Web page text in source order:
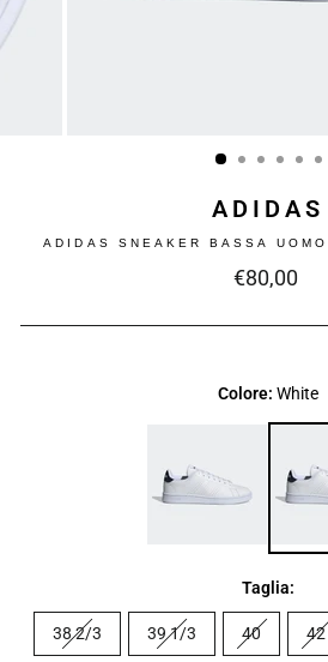
ADIDAS
ADIDAS SNEAKER BASSA
Prezzo
€80,00
Colore: White
Taglia:
38 2/3 39 1/3 40 42